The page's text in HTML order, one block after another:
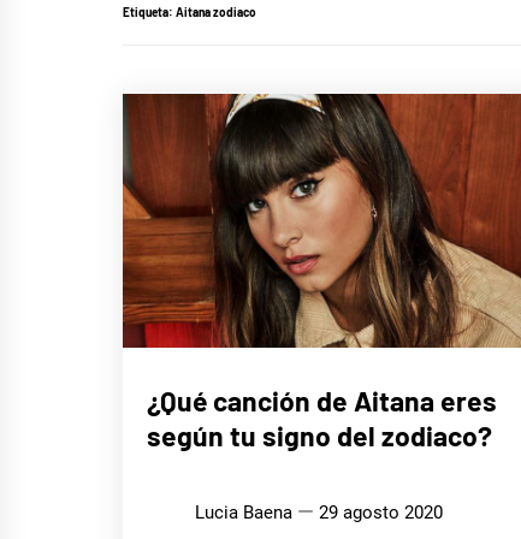
Etiqueta: Aitana zodiaco
¿Qué canción de Aitana eres
según tu signo del zodiaco?
Lucia Baena 29 agosto 2020